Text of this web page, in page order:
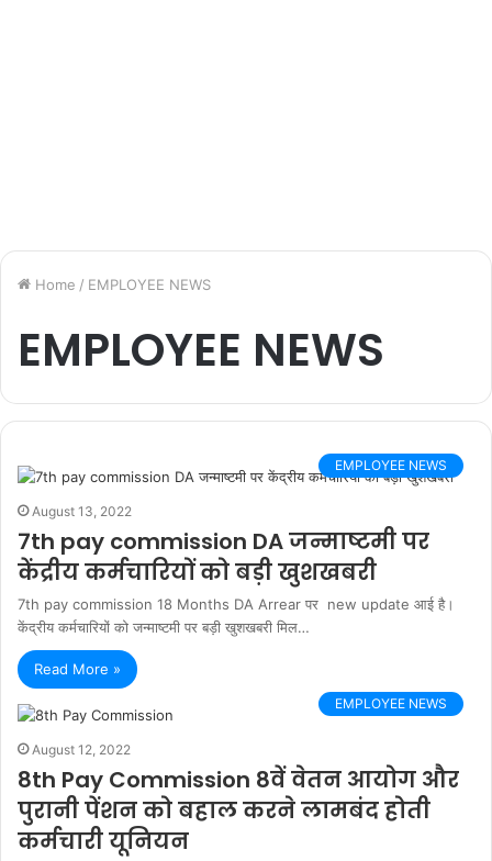
Home / EMPLOYEE NEWS
EMPLOYEE NEWS
EMPLOYEE NEWS
August 13, 2022
7th pay commission DA जन्माष्टमी पर
केंद्रीय कर्मचारियों को बड़ी खुशखबरी
7th pay commission 18 Months DA Arrear पर new update आई है।
केंद्रीय कर्मचारियों को जन्माष्टमी पर बड़ी खुशखबरी मिल…
Read More »
EMPLOYEE NEWS
August 12, 2022
8th Pay Commission 8वें वेतन आयोग और
पुरानी पेंशन को बहाल करने लामबंद होती
कर्मचारी यूनियन